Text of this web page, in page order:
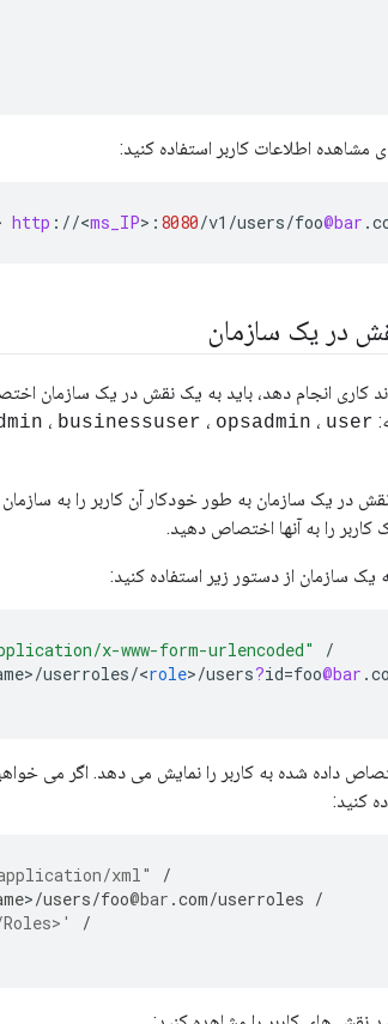
مشاهده اطلاعات کاربر استفاده کنید:
http : //<ms_IP> : 8080/v1 /users/foo@bar .
در یک سازمان
کاری انجام دهد، باید به یک نقش در یک سازمان
، businessuser ، opsadmin ، user
در یک سازمان به طور خودکار آن کاربر را به
را به آنها اختصاص دهید.
سازمان از دستور زیر استفاده کنید:
x-www-form-urlencoded"
/
>/userroles/<role>/users?id=foo@bar .
داده شده به کاربر را نمایش می دهد. اگر می
کنید:
xml"
/
>/users/foo@bar .com/userroles /
/